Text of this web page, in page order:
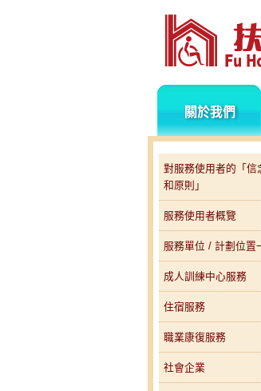
對服務使用者的「信
和原則」
服務使用者概覽
服務單位 / 計劃位置
成人訓練中心服務
住宿服務
職業康復服務
社會企業